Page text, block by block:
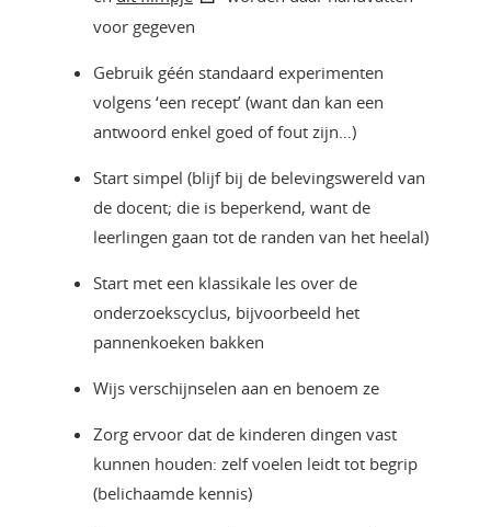
voor gegeven
Gebruik géén standaard experimenten
volgens ‘een recept’ (want dan kan een
antwoord enkel goed of fout zijn…)
Start simpel (blijf bij de belevingswereld van
de docent; die is beperkend, want de
leerlingen gaan tot de randen van het heelal)
Start met een klassikale les over de
onderzoekscyclus, bijvoorbeeld het
pannenkoeken bakken
Wijs verschijnselen aan en benoem ze
Zorg ervoor dat de kinderen dingen vast
kunnen houden: zelf voelen leidt tot begrip
(belichaamde kennis)